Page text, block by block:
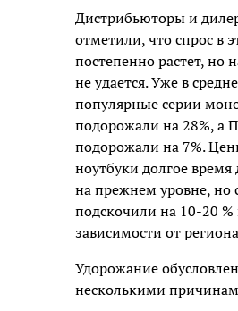
Дистрибьюторы и
отметили, что спрос в
постепенно растет, но
не удается. Уже в
популярные серии
подорожали на 28%, а
подорожали на 7%.
ноутбуки долгое время
на прежнем уровне, но
подскочили на 10-20 %
зависимости от региона
Удорожание
несколькими